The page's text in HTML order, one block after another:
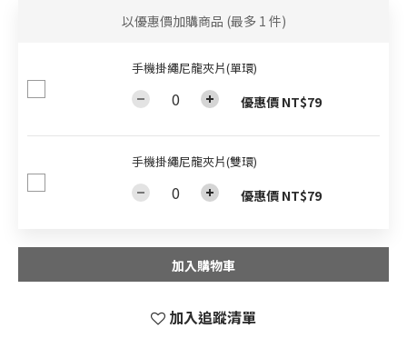
以優惠價加購商品 (最多 1 件)
手機掛繩尼龍夾片(單環)
優惠價 NT$79
手機掛繩尼龍夾片(雙環)
優惠價 NT$79
加入購物車
加入追蹤清單